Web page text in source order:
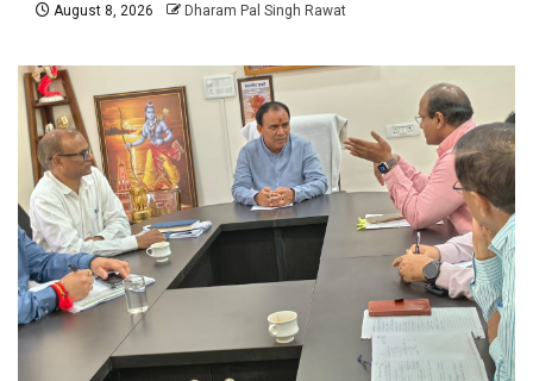
August 8, 2026 Dharam Pal Singh Rawat